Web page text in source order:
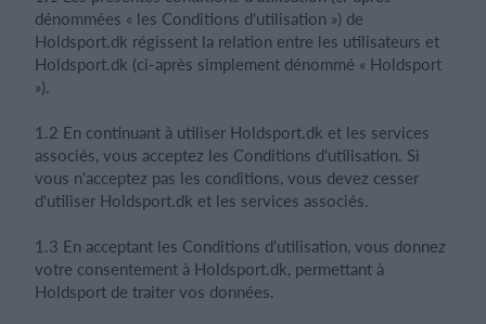
Se connecter
dénommées « les Conditions d'utilisation ») de
Holdsport.dk régissent la relation entre les utilisateurs et
Holdsport.dk (ci-après simplement dénommé « Holdsport
»).
1.2 En continuant à utiliser Holdsport.dk et les services
associés, vous acceptez les Conditions d'utilisation. Si
vous n'acceptez pas les conditions, vous devez cesser
d'utiliser Holdsport.dk et les services associés.
1.3 En acceptant les Conditions d'utilisation, vous donnez
votre consentement à Holdsport.dk, permettant à
Holdsport de traiter vos données.